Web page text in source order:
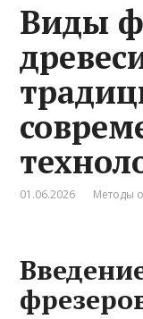
Виды
01.06.2026 Методы